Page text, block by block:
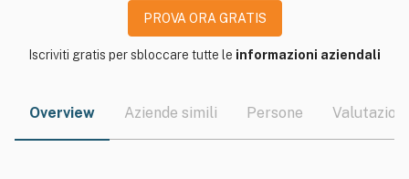
PROVA ORA GRATIS
Iscriviti gratis per sbloccare tutte le informazioni aziendali
Overview Aziende simili Persone Valutazioni